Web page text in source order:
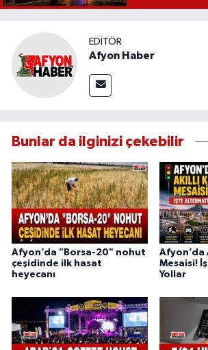
EDITÖR
Afyon Haber
Bunlar da ilginizi çekebilir
Afyon’da "Borsa-20" nohut
çeşidinde ilk hasat
heyecanı
Afyon’da
Mesaisi!
Yollar